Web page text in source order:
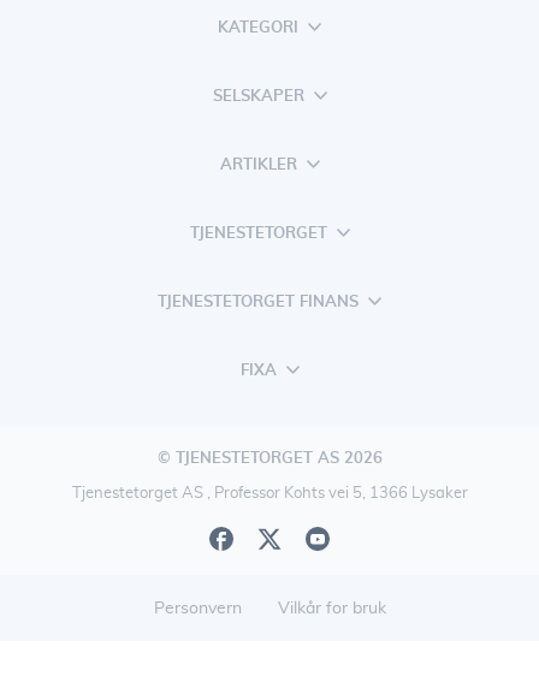
KATEGORI
SELSKAPER
ARTIKLER
TJENESTETORGET
TJENESTETORGET FINANS
FIXA
© TJENESTETORGET AS 2026
Tjenestetorget AS , Professor Kohts vei 5, 1366 Lysaker
Personvern Vilkår for bruk